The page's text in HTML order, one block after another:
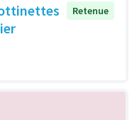
Retenue